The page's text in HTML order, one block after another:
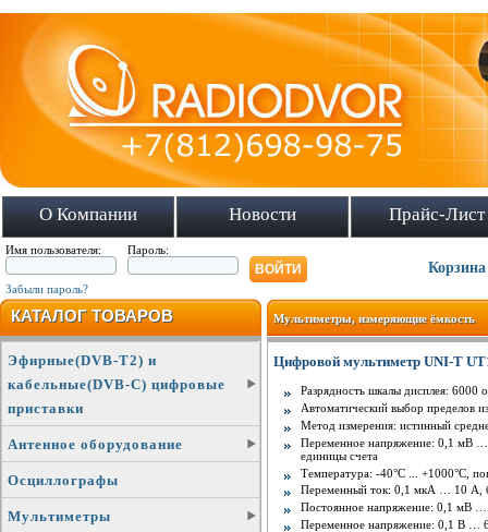
О Компании Новости Прайс-Лист
Имя пользователя: Пароль:
Забыли пароль?
Корзина
КАТАЛОГ ТОВАРОВ
Эфирные(DVB-T2) и
кабельные(DVB-C) цифровые
приставки
Антенное оборудование
Осциллографы
Мультиметры
Мультиметры, измеряющие ёмкость
Цифровой мультиметр UNI-T
Разрядность шкалы дисплея: 6000
Автоматический выбор пределов
Метод измерения: истинный
Переменное напряжение: 0,1 мВ …
единицы счета
Температура: -40°С ... +1000°С,
Переменный ток: 0,1 мкА … 10 А,
Постоянное напряжение: 0,1 мВ …
Переменное напряжение: 0,1 В …